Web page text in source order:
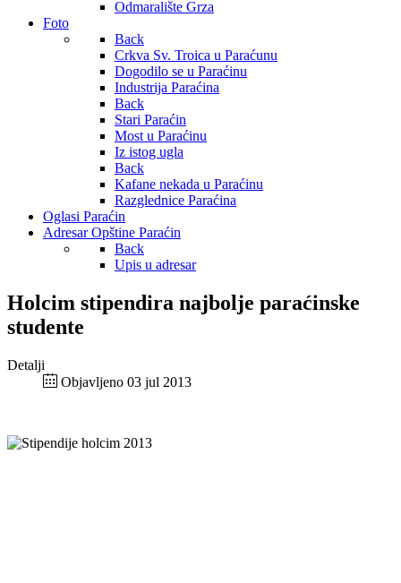
Odmaralište Grza
Foto
Back
Crkva Sv. Troica u Paraćunu
Dogodilo se u Paraćinu
Industrija Paraćina
Back
Stari Paraćin
Most u Paraćinu
Iz istog ugla
Back
Kafane nekada u Paraćinu
Razglednice Paraćina
Oglasi Paraćin
Adresar Opštine Paraćin
Back
Upis u adresar
Holcim stipendira najbolje paraćinske
studente
Detalji
Objavljeno 03 jul 2013